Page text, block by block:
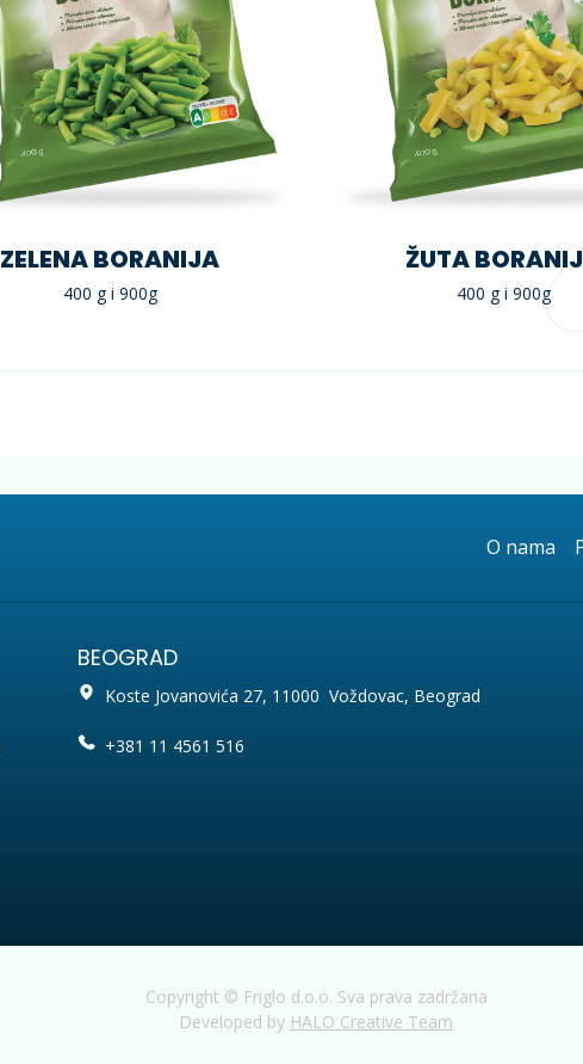
ZELENA BORANIJA
400 g i 900g
ŽUTA
400 g i 900g
O nama
BEOGRAD
Koste Jovanovića 27, 11000 Voždovac, Beograd
+381 11 4561 516
Copyright © Friglo d.o.o. Sva prava zadržana
Developed by HALO Creative Team